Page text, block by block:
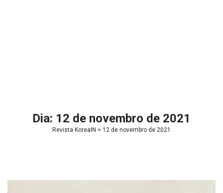
Dia: 12 de novembro de 2021
Revista KoreaIN > 12 de novembro de 2021